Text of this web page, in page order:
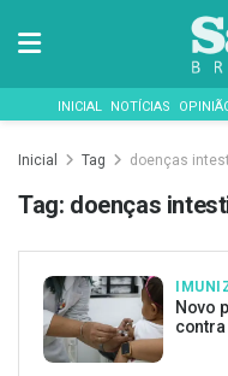
INICIAL NOTÍCIAS
Inicial Tag doenças
Tag: doenças
Novo
contra